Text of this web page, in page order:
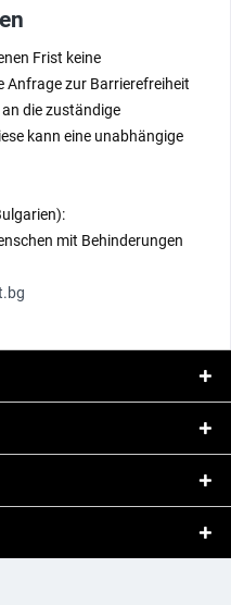
Frist keine
zur Barrierefreiheit
die zuständige
kann eine unabhängige
mit Behinderungen